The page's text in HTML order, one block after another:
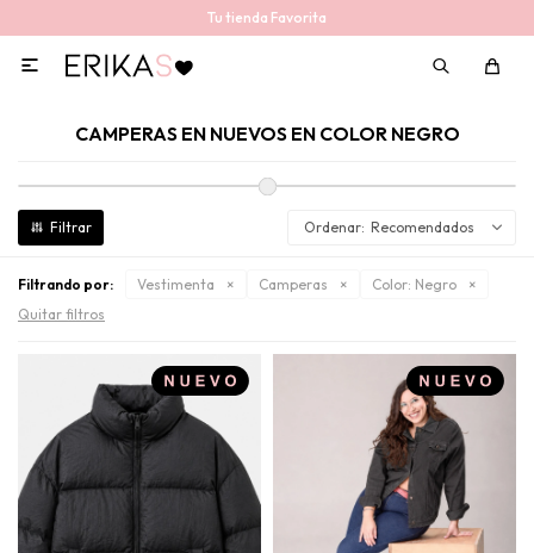
Tu tienda Favorita

CAMPERAS EN NUEVOS EN COLOR NEGRO
Recomendados
Filtrando por: Vestimenta Camperas Color: Negro
Quitar filtros